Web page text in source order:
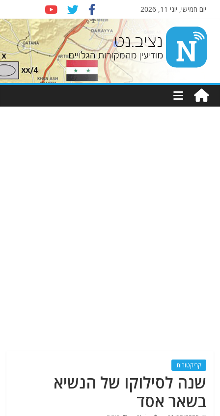
יום חמישי, יוני 11, 2026
Nziv.net
מודיעין
מהמקורות
קריקטורות
שנה לסילוקו של הנשיא
בשאר אסד